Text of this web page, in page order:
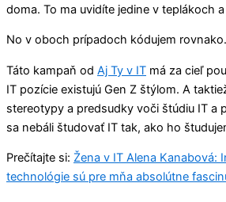
doma. To ma uvidíte jedine v teplákoch
No v oboch prípadoch kódujem rovnako.
Táto kampaň od Aj Ty v IT má za cieľ
IT pozície existujú Gen Z štýlom. A
stereotypy a predsudky voči štúdiu IT a
sa nebáli študovať IT tak, ako ho
Prečítajte si: Žena v IT Alena Kanabová:
technológie sú pre mňa absolútne